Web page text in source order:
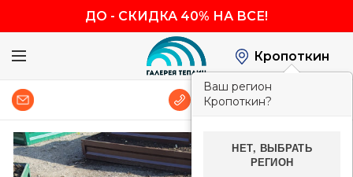
ДО - СКИДКА 40% НА ВСЕ!
Кропоткин
Ваш регион
Кропоткин?
НЕТ, ВЫБРАТЬ
РЕГИОН
8 (800) 600-83-54
-40%